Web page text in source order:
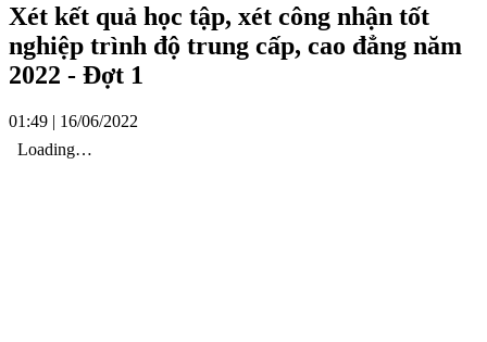
Xét kết quả học tập, xét công nhận tốt
nghiệp trình độ trung cấp, cao đẳng năm
2022 - Đợt 1
01:49 | 16/06/2022